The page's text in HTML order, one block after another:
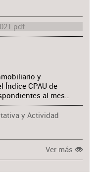
y
Índice CPAU de
al mes…
y Actividad
Ver más